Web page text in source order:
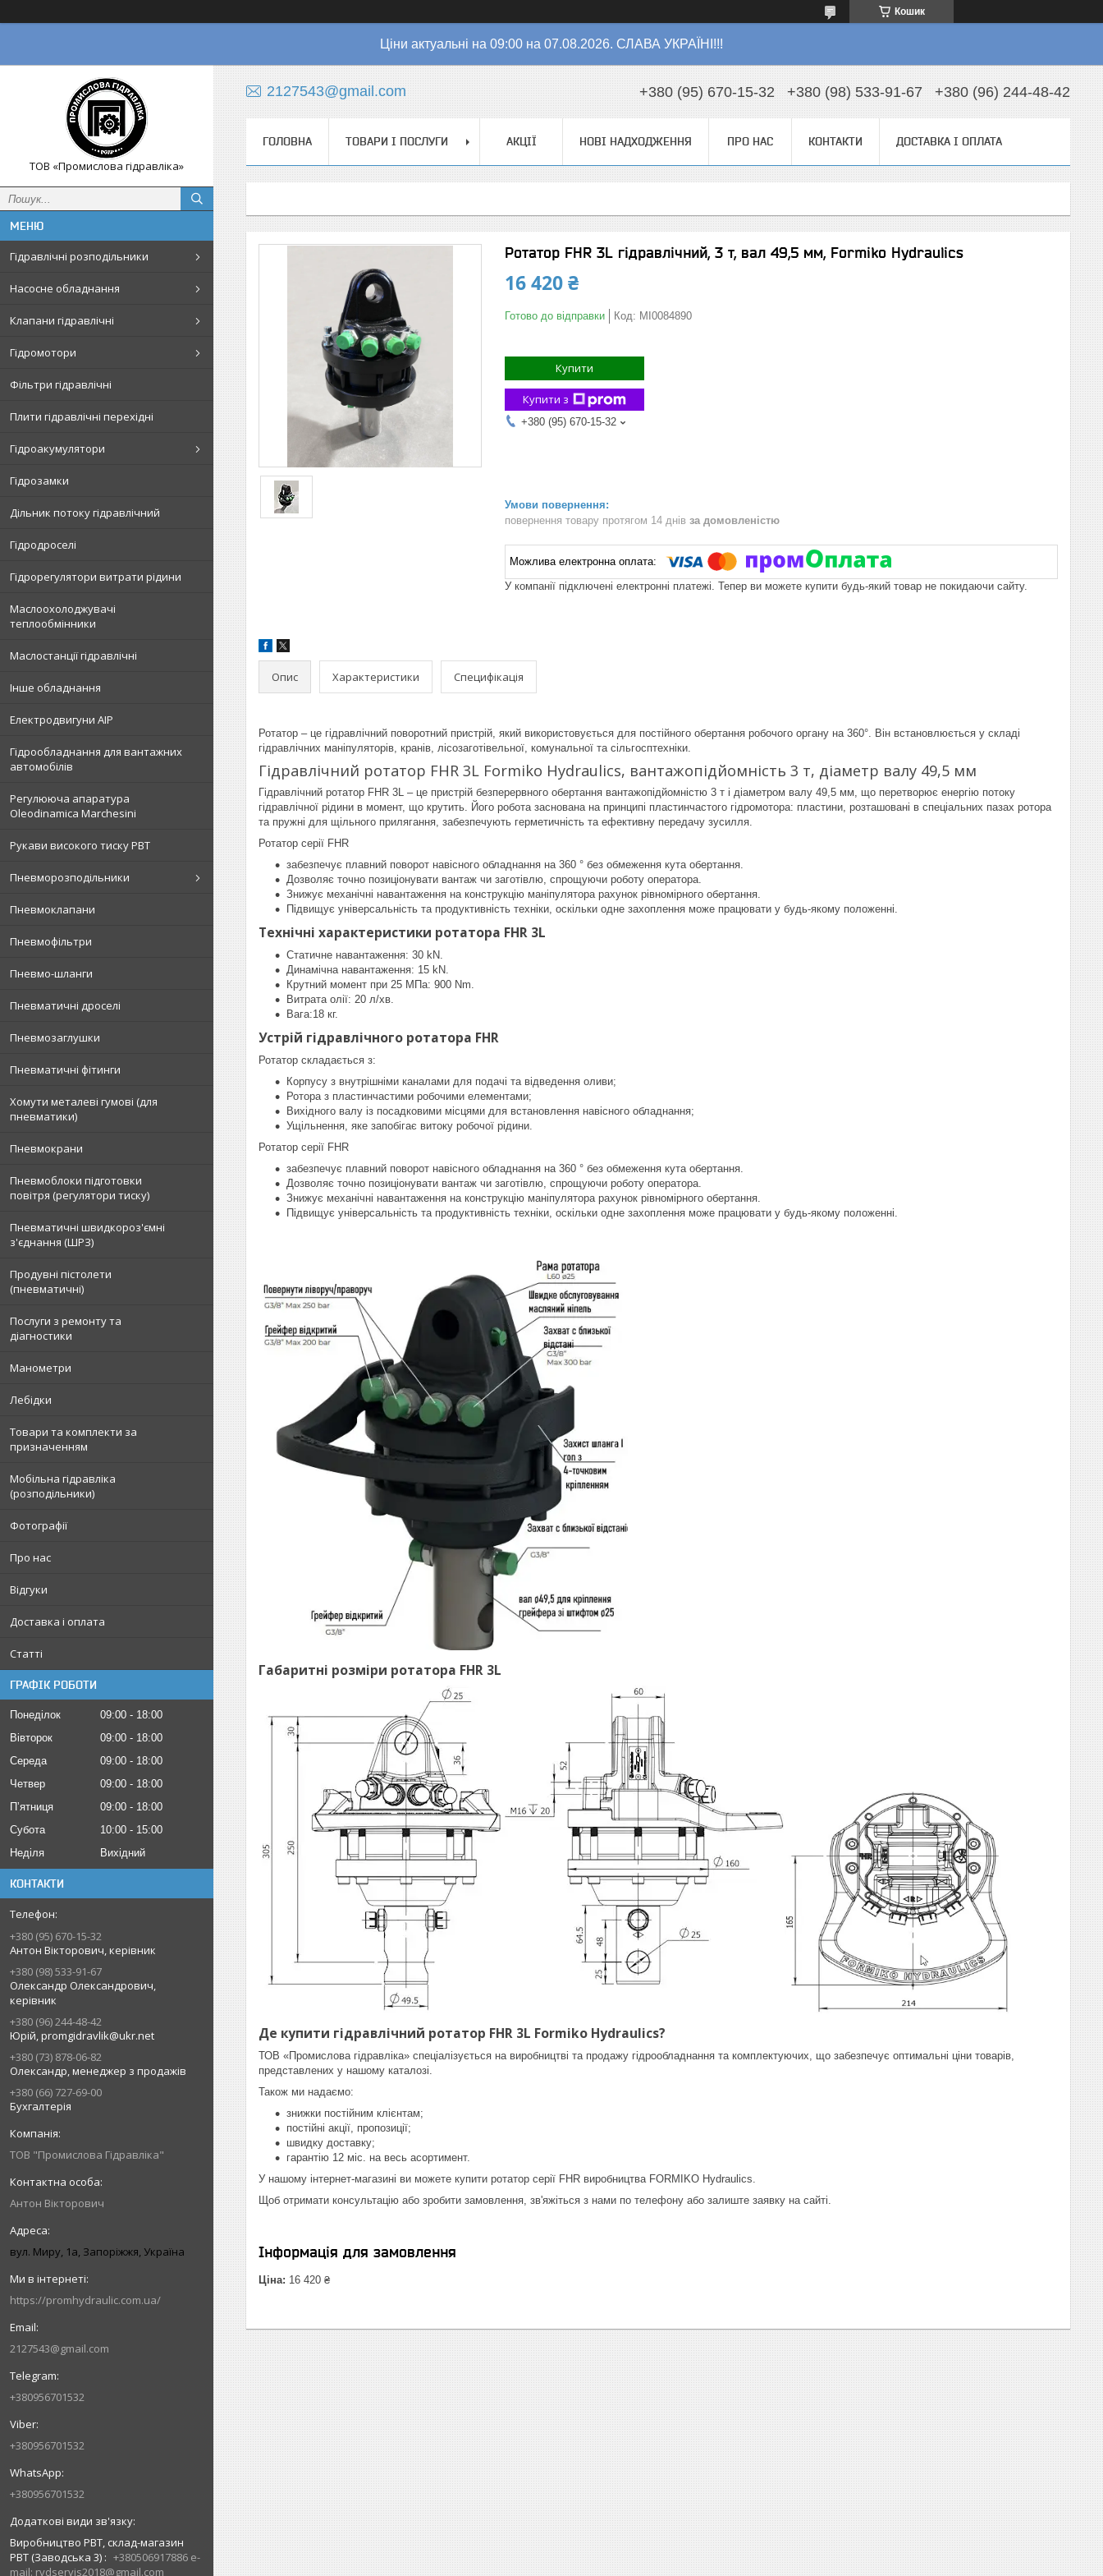
Кошик
Ціни актуальні на 09:00 на 07.08.2026. СЛАВА УКРАЇНІ!!!
ТОВ «Промислова гідравліка»
Гідравлічні розподільники
Насосне обладнання
Клапани гідравлічні
Гідромотори
Фільтри гідравлічні
Плити гідравлічні перехідні
Гідроакумулятори
Гідрозамки
Дільник потоку гідравлічний
Гідродроселі
Гідрорегулятори витрати рідини
Маслоохолоджувачі
теплообмінники
Маслостанції гідравлічні
Інше обладнання
Електродвигуни АІР
Гідрообладнання для вантажних
автомобілів
Регулююча апаратура
Oleodinamica Marchesini
Рукави високого тиску РВТ
Пневморозподільники
Пневмоклапани
Пневмофільтри
Пневмо-шланги
Пневматичні дроселі
Пневмозаглушки
Пневматичні фітинги
Хомути металеві гумові (для
пневматики)
Пневмокрани
Пневмоблоки підготовки
повітря (регулятори тиску)
Пневматичні швидкороз'ємні
з'єднання (ШРЗ)
Продувні пістолети
(пневматичні)
Послуги з ремонту та
діагностики
Манометри
Лебідки
Товари та комплекти за
призначенням
Мобільна гідравліка
(розподільники)
Фотографії
Про нас
Відгуки
Доставка і оплата
Статті
ГРАФІК РОБОТИ
Понеділок 09:00
18:00
Вівторок
09:00
18:00
Середа
09:00
18:00
Четвер
09:00
18:00
Пʼятниця
09:00
18:00
Субота
10:00
15:00
Неділя
Вихідний
КОНТАКТИ
+380 (95) 670-15-32
Антон Вікторович, керівник
+380 (98) 533-91-67
Олександр Олександрович,
керівник
+380 (96) 244-48-42
Юрій, promgidravlik@ukr.net
+380 (73) 878-06-82
Олександр, менеджер з продажів
+380 (66) 727-69-00
Бухгалтерія
ТОВ "Промислова Гідравліка"
Антон Вікторович
вул. Миру, 1а, Запоріжжя, Україна
https://promhydraulic.com.ua/
2127543@gmail.com
+380956701532
+380956701532
+380956701532
Виробництво РВТ, склад-магазин
РВТ (Заводська 3)
+380506917886 e-
mail: rvdservis2018@gmail.com
2127543@gmail.com +380 (95) 670-15-32 +380 (98) 533-91-67 +380 (96) 244-48-42
ГОЛОВНА ТОВАРИ І ПОСЛУГИ АКЦІЇ НОВІ НАДХОДЖЕННЯ ПРО НАС КОНТАКТИ ДОСТАВКА І ОПЛАТА
Ротатор FHR 3L гідравлічний, 3 т, вал 49,5 мм, Formiko Hydraulics
16 420 ₴
Готово до відправки Код: MI0084890
Купити
Купити з
+380 (95) 670-15-32
повернення товару протягом 14 днів за домовленістю
У компанії підключені електронні платежі. Тепер ви можете купити будь-який товар не покидаючи сайту.
Опис Характеристики Специфікація
Ротатор – це гідравлічний поворотний пристрій, який використовується для постійного обертання робочого органу на 360°. Він встановлюється у складі
гідравлічних маніпуляторів, кранів, лісозаготівельної, комунальної та сільгосптехніки.
Гідравлічний ротатор FHR 3L Formiko Hydraulics, вантажопідйомність 3 т, діаметр валу 49,5 мм
Гідравлічний ротатор FHR 3L – це пристрій безперервного обертання вантажопідйомністю 3 т і діаметром валу 49,5 мм, що перетворює енергію потоку
гідравлічної рідини в момент, що крутить. Його робота заснована на принципі пластинчастого гідромотора: пластини, розташовані в спеціальних пазах ротора
та пружні для щільного прилягання, забезпечують герметичність та ефективну передачу зусилля.
Ротатор серії FHR
забезпечує плавний поворот навісного обладнання на 360 ° без обмеження кута обертання.
Дозволяє точно позиціонувати вантаж чи заготівлю, спрощуючи роботу оператора.
Знижує механічні навантаження на конструкцію маніпулятора рахунок рівномірного обертання.
Підвищує універсальність та продуктивність техніки, оскільки одне захоплення може працювати у будь-якому положенні.
Технічні характеристики ротатора FHR 3L
Статичне навантаження: 30 kN.
Динамічна навантаження: 15 kN.
Крутний момент при 25 МПа: 900 Nm.
Витрата олії: 20 л/хв.
Вага:18 кг.
Устрій гідравлічного ротатора FHR
Ротатор складається з:
Корпусу з внутрішніми каналами для подачі та відведення оливи;
Ротора з пластинчастими робочими елементами;
Вихідного валу із посадковими місцями для встановлення навісного обладнання;
Ущільнення, яке запобігає витоку робочої рідини.
Ротатор серії FHR
забезпечує плавний поворот навісного обладнання на 360 ° без обмеження кута обертання.
Дозволяє точно позиціонувати вантаж чи заготівлю, спрощуючи роботу оператора.
Знижує механічні навантаження на конструкцію маніпулятора рахунок рівномірного обертання.
Підвищує універсальність та продуктивність техніки, оскільки одне захоплення може працювати у будь-якому положенні.
Габаритні розміри ротатора FHR 3L
Де купити гідравлічний ротатор FHR 3L Formiko Hydraulics?
ТОВ «Промислова гідравліка» спеціалізується на виробництві та продажу гідрообладнання та комплектуючих, що забезпечує оптимальні ціни товарів,
представлених у нашому каталозі.
Також ми надаємо:
знижки постійним клієнтам;
постійні акції, пропозиції;
швидку доставку;
гарантію 12 міс. на весь асортимент.
У нашому інтернет-магазині ви можете купити ротатор серії FHR виробництва FORMIKO Hydraulics.
Щоб отримати консультацію або зробити замовлення, зв'яжіться з нами по телефону або залиште заявку на сайті.
Інформація для замовлення
Ціна: 16 420 ₴